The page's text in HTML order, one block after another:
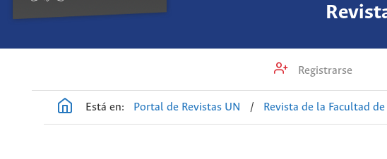
Registrarse
Está en: Portal de Revistas UN / Revista de la Facultad